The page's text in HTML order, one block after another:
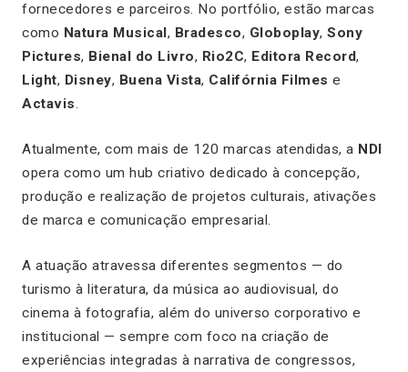
fornecedores e parceiros. No portfólio, estão marcas
como Natura Musical, Bradesco, Globoplay, Sony
Pictures, Bienal do Livro, Rio2C, Editora Record,
Light, Disney, Buena Vista, Califórnia Filmes e
Actavis.
Atualmente, com mais de 120 marcas atendidas, a NDI
opera como um hub criativo dedicado à concepção,
produção e realização de projetos culturais, ativações
de marca e comunicação empresarial.
A atuação atravessa diferentes segmentos — do
turismo à literatura, da música ao audiovisual, do
cinema à fotografia, além do universo corporativo e
institucional — sempre com foco na criação de
experiências integradas à narrativa de congressos,